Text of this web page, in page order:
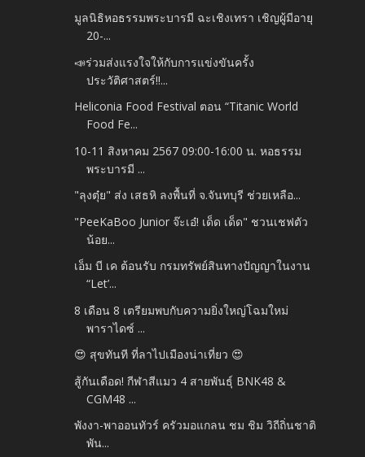
มูลนิธิหอธรรมพระบารมี ฉะเชิงเทรา เชิญผู้มีอายุ
20-...
📣ร่วมส่งแรงใจให้กับการแข่งขันครั้ง
ประวัติศาสตร์‼️...
Heliconia Food Festival ตอน “Titanic World
Food Fe...
10-11 สิงหาคม 2567 09:00-16:00 น. หอธรรม
พระบารมี ...
"ลุงตุ๋ย" ส่ง เสธหิ ลงพื้นที่ จ.จันทบุรี ช่วยเหลือ...
"PeeKaBoo Junior จ๊ะเอ๋! เด็ด เด็ด" ชวนเชฟตัว
น้อย...
เอ็ม บี เค ต้อนรับ กรมทรัพย์สินทางปัญญาในงาน
“Let’...
8 เดือน 8 เตรียมพบกับความยิ่งใหญ่โฉมใหม่
พาราไดซ์ ...
😍 สุขทันที ที่ลาไปเมืองน่าเที่ยว 😍
สู้กันเดือด! กีฬาสีแมว 4 สายพันธุ์ BNK48 &
CGM48 ...
พังงา-พาออนทัวร์ ครัวมอแกลน ชม ชิม วิถีถิ่นชาติ
พัน...